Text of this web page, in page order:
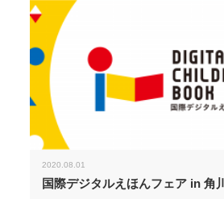
2020.08.01
国際デジタルえほんフェア in 角